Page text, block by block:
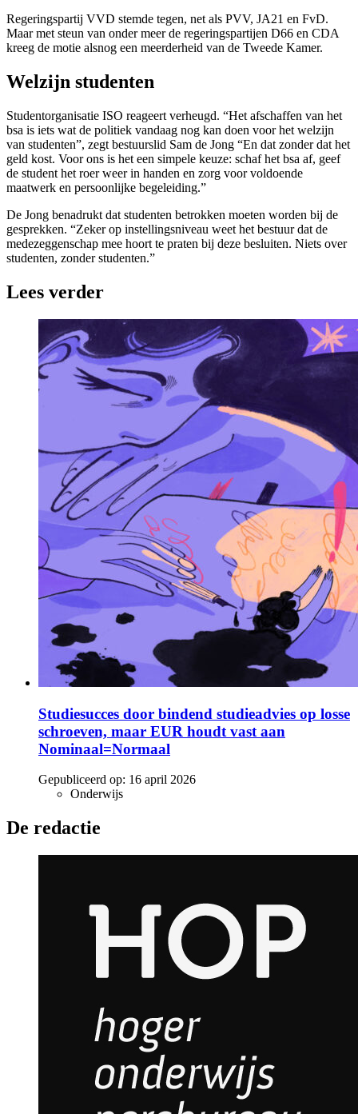
Regeringspartij VVD stemde tegen, net als PVV, JA21 en FvD.
Maar met steun van onder meer de regeringspartijen D66 en CDA
kreeg de motie alsnog een meerderheid van de Tweede Kamer.
Welzijn studenten
Studentorganisatie ISO reageert verheugd. “Het afschaffen van het
bsa is iets wat de politiek vandaag nog kan doen voor het welzijn
van studenten”, zegt bestuurslid Sam de Jong “En dat zonder dat het
geld kost. Voor ons is het een simpele keuze: schaf het bsa af, geef
de student het roer weer in handen en zorg voor voldoende
maatwerk en persoonlijke begeleiding.”
De Jong benadrukt dat studenten betrokken moeten worden bij de
gesprekken. “Zeker op instellingsniveau weet het bestuur dat de
medezeggenschap mee hoort te praten bij deze besluiten. Niets over
studenten, zonder studenten.”
Lees verder
Studiesucces door bindend studieadvies op losse
schroeven, maar EUR houdt vast aan
Nominaal=Normaal
Gepubliceerd op: 16 april 2026
Onderwijs
De redactie